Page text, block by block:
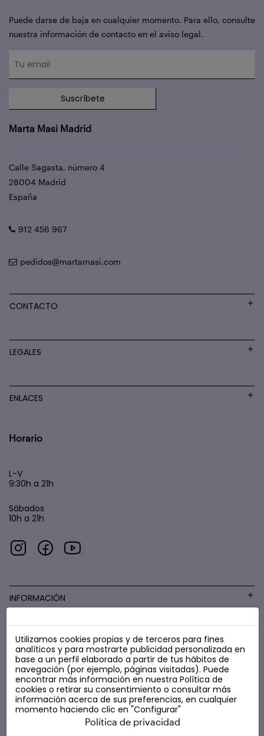
Puede darse de baja en cualquier momento. Para ello, consulte
nuestra información de contacto en el aviso legal.
Suscríbete
Marta Masi Madrid
Calle Sagasta, número 4
28004 Madrid
España
912 456 967
pedidos@martamasi.com
CONTACTO
LEGALES
ENLACES
Horario
L-V
9:30h a 21h
Sábados
10h a 21h
INFORMACIÓN
COSMÉTICA LOW COST
Utilizamos cookies propias y de terceros para fines
analíticos y para mostrarte publicidad personalizada en
base a un perfil elaborado a partir de tus hábitos de
navegación (por ejemplo, páginas visitadas). Puede
encontrar más información en nuestra Política de
cookies o retirar su consentimiento o consultar más
información acerca de sus preferencias, en cualquier
momento haciendo clic en "Configurar"
Política de privacidad